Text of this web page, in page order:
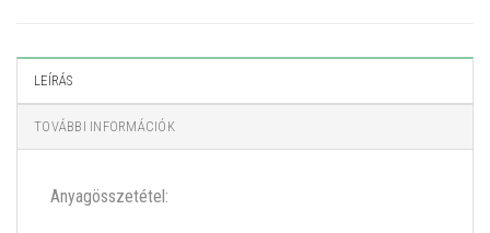
LEÍRÁS
TOVÁBBI INFORMÁCIÓK
Anyagösszetétel: